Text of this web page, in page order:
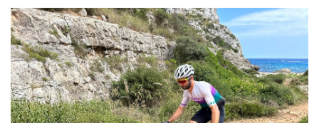
10 ETAPPEN
8 ETAPPEN
7 ETAPPEN